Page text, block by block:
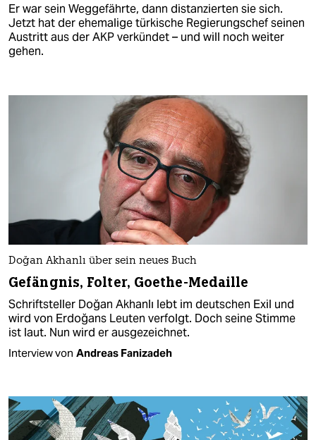
Er war sein Weggefährte, dann distanzierten sie sich.
Jetzt hat der ehemalige türkische Regierungschef seinen
Austritt aus der AKP verkündet – und will noch weiter
gehen.
Doğan Akhanlı über sein neues Buch
Gefängnis, Folter, Goethe-Medaille
Schriftsteller Doğan Akhanlı lebt im deutschen Exil und
wird von Erdoğans Leuten verfolgt. Doch seine Stimme
ist laut. Nun wird er ausgezeichnet.
Interview von Andreas Fanizadeh